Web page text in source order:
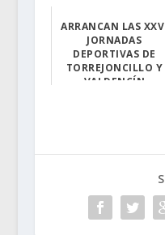
Dentro del apar...
ARRANCAN LAS
JORNADAS
DEPORTIVAS DE
TORREJONCILLO Y
VALDENCÍN